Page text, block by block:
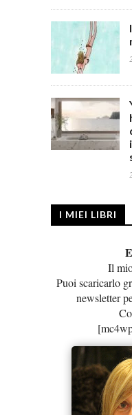
I MIEI LIBRI
Il
Puoi scaricarlo
newsletter